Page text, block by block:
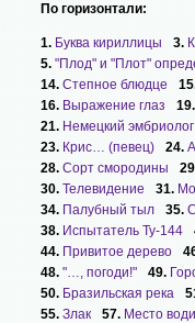
По горизонтали:
1. Буква кириллицы 3.
5. "Плод" и "Плот"
14. Степное блюдце
16. Выражение глаз
21. Немецкий эмбриолог
23. Крис… (певец) 24.
28. Сорт смородины
30. Телевидение 31.
34. Палубный тыл 35.
38. Испытатель Ту-144
44. Привитое дерево
48. "…, погоди!" 49.
50. Бразильская река
55. Злак 57. Место